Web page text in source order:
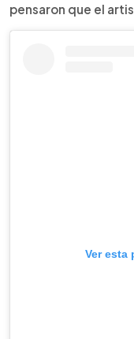
pensaron que el
Ver esta